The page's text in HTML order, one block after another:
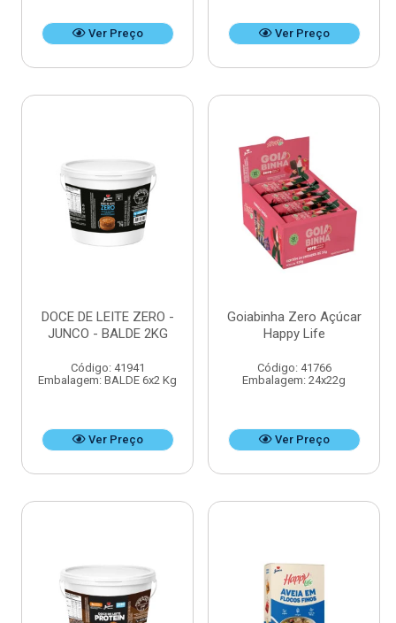
Ver Preço Ver Preço
DOCE DE LEITE ZERO -
JUNCO - BALDE 2KG
Código: 41941
Embalagem: BALDE 6x2 Kg
Ver Preço
Goiabinha Zero Açúcar
Happy Life
Código: 41766
Embalagem: 24x22g
Ver Preço